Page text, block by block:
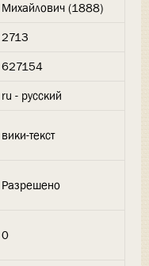
Михайлович (1888)
2713
627154
ru - русский
вики-текст
Разрешено
0